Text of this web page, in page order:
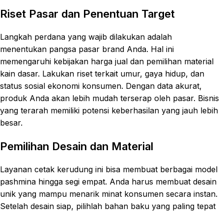
Riset Pasar dan Penentuan Target
Langkah perdana yang wajib dilakukan adalah
menentukan pangsa pasar brand Anda. Hal ini
memengaruhi kebijakan harga jual dan pemilihan material
kain dasar. Lakukan riset terkait umur, gaya hidup, dan
status sosial ekonomi konsumen. Dengan data akurat,
produk Anda akan lebih mudah terserap oleh pasar. Bisnis
yang terarah memiliki potensi keberhasilan yang jauh lebih
besar.
Pemilihan Desain dan Material
Layanan cetak kerudung ini bisa membuat berbagai model
pashmina hingga segi empat. Anda harus membuat desain
unik yang mampu menarik minat konsumen secara instan.
Setelah desain siap, pilihlah bahan baku yang paling tepat